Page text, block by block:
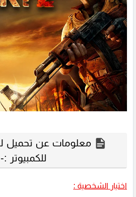
للكمبيوتر :-
اختيار الشخصية :